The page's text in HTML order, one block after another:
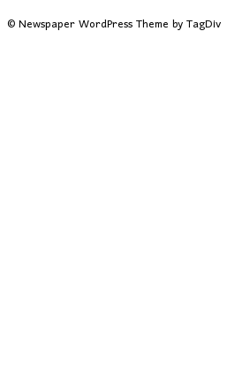
© Newspaper WordPress Theme by TagDiv